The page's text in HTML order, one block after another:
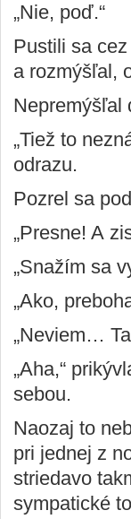
„Nie, poď.“
Pustili sa
a rozmýšľal,
Nepremýšľal
„Tiež to
odrazu.
Pozrel sa
„Presne! A
„Snažím sa
„Ako,
„Neviem…
„Aha,“
sebou.
Naozaj to
pri jednej z
striedavo
sympatické